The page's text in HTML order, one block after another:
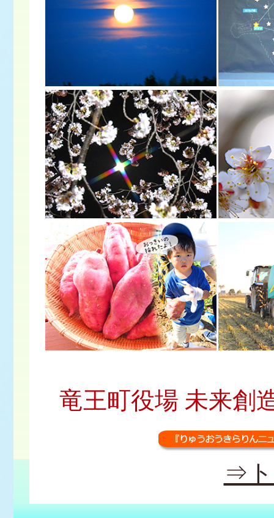
竜王町役場 未来創
⇒ト